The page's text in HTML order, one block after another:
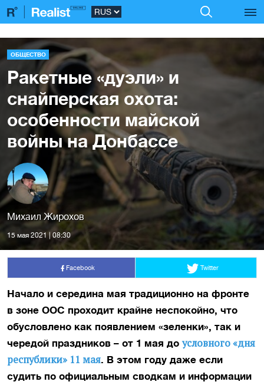
ОБЩЕСТВО
Ракетные «дуэли» и
снайперская охота:
особенности майской
войны на Донбассе
Михаил Жирохов
15 мая 2021 | 08:30
Facebook Twitter
Начало и середина мая традиционно на фронте
в зоне ООС проходит крайне неспокойно, что
обусловлено как появлением «зеленки», так и
чередой праздников – от 1 мая доусловного «дня
республики» 11 мая. В этом году даже если
судить по официальным сводкам и информации